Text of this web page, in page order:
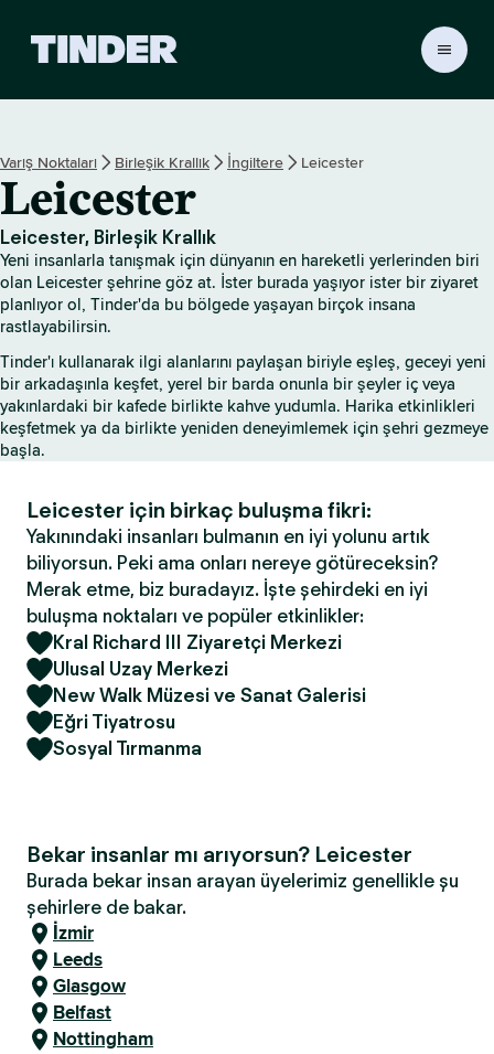
r
A
n
a
S
a
y
Varış Noktaları Birleşik Krallık İngiltere Leicester
Leicester
Leicester, Birleşik Krallık
Yeni insanlarla tanışmak için dünyanın en hareketli yerlerinden biri
olan Leicester şehrine göz at. İster burada yaşıyor ister bir ziyaret
planlıyor ol, Tinder'da bu bölgede yaşayan birçok insana
rastlayabilirsin.
Tinder'ı kullanarak ilgi alanlarını paylaşan biriyle eşleş, geceyi yeni
bir arkadaşınla keşfet, yerel bir barda onunla bir şeyler iç veya
yakınlardaki bir kafede birlikte kahve yudumla. Harika etkinlikleri
keşfetmek ya da birlikte yeniden deneyimlemek için şehri gezmeye
başla.
Leicester için birkaç buluşma fikri:
Yakınındaki insanları bulmanın en iyi yolunu artık
biliyorsun. Peki ama onları nereye götüreceksin?
Merak etme, biz buradayız. İşte şehirdeki en iyi
buluşma noktaları ve popüler etkinlikler:
Kral Richard III Ziyaretçi Merkezi
Ulusal Uzay Merkezi
New Walk Müzesi ve Sanat Galerisi
Eğri Tiyatrosu
Sosyal Tırmanma
Bekar insanlar mı arıyorsun? Leicester
Burada bekar insan arayan üyelerimiz genellikle şu
şehirlere de bakar.
İzmir
Leeds
Glasgow
Belfast
Nottingham